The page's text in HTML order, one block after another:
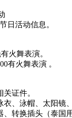
日活动信息。
火舞表演。
有火舞表演 。
证件。
衣、泳帽、太阳镜
、转换插头（泰国